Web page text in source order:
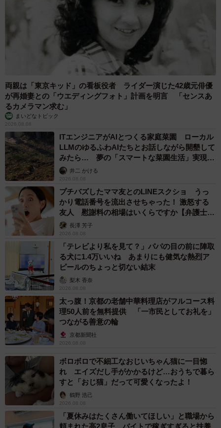
両親は「東京キッド」の看板役者 ライダー演じた42歳元俳優
が再婚妻との「ウエディングフォト」計画を明言 「センスあ
るカメラマン求む」
まいどなトピック
2026.08.08
ITエンジニアがAIとつくる家庭菜園 ローカル
LLMのゆるふわAIたちとお話しながら開墾して
みたら… 夢の「スマートな菜園生活」実現な
るか井二 かける
2026.08.08
プチバズしたママ友とのLINEスクショ うっ
かり電話番号を流出させちゃった！ 激怒する
友人 慰謝料の相場はいくらですか【弁護士が
解説】長澤 芳子
2026.08.08
「テレビより私を見て？」パパの目の前に陣取
る犬に1.4万いいね あまりにも健気な熱烈ア
ピールのちょっと切ない結末
梨木 香奈
2026.08.08
太っ腹！京都の老舗中華料理店がフルコース料
理50人前を無料提供 「一市民としてお礼を」
つながる善意の輪
京都新聞社
2026.08.08
ボロボロで不細工なおじいちゃん猫に一目惚
れ エイズだし手がかかるけど…おうちで暮ら
すと「おじ猫」だって可愛くなったよ！
鶴野 浩己
2026.08.08
「夏休みはたくさん働いてほしい」と職場から